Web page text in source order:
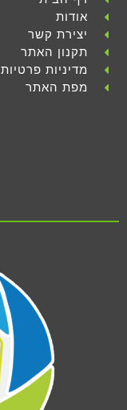
אודות
יצירת קשר
תקנון האתר
מדיניות פרטיות
מפת האתר